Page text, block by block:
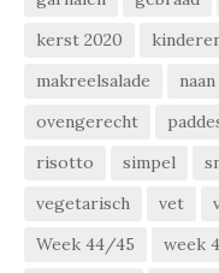
kerst 2020
makreelsalade
naan
ovengerecht
risotto
simpel
vegetarisch
vet
Week 44/45
week